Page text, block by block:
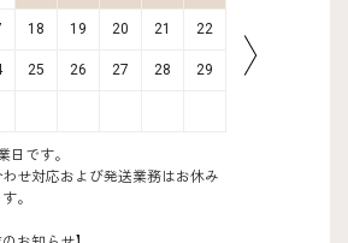
18 19 20 21 22
25 26 27 28 29
日です。
せ対応および発送業務はお休み
。